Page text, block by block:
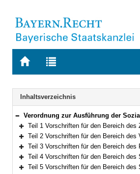
Zur
BAYERN.RECHT
Zur
letzten
Suche
Navigation
Inhaltsverzeichnis
Bereich reduzieren
Verordnung zur Ausführung der Sozialgesetze (AVSG) Vom 2. Dezember 2008
Bereich erweitern
Teil 1 Vorschriften für den Bereich des Zweiten
Bereich erweitern
Teil 2 Vorschriften für den Bereich des Vierten Buches Sozialgesetzbuch –
Bereich erweitern
Teil 3 Vorschriften für den Bereich des Fünften Buches Sozialgesetzbuch –
Bereich erweitern
Teil 4 Vorschriften für den Bereich des Sechsten Buches Sozialgesetzbuch – Gesetzliche Rentenversicherung – und für den Bereich des Gesetzes über die Alterssicherung der
Teil 5 Vorschriften für den Bereich des Siebten Buches Sozialgesetzbuch –